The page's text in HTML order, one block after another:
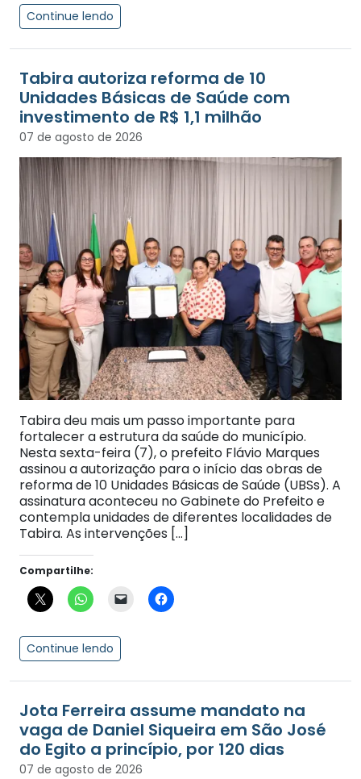
Continue lendo
Tabira autoriza reforma de 10
Unidades Básicas de Saúde com
investimento de R$ 1,1 milhão
07 de agosto de 2026
Tabira deu mais um passo importante para
fortalecer a estrutura da saúde do município.
Nesta sexta-feira (7), o prefeito Flávio Marques
assinou a autorização para o início das obras de
reforma de 10 Unidades Básicas de Saúde (UBSs). A
assinatura aconteceu no Gabinete do Prefeito e
contempla unidades de diferentes localidades de
Tabira. As intervenções […]
Compartilhe:
Continue lendo
Jota Ferreira assume mandato na
vaga de Daniel Siqueira em São José
do Egito a princípio, por 120 dias
07 de agosto de 2026